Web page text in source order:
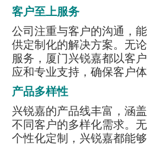
客户至上服务
公司注重与客户的沟通，
供定制化的解决方案。无
服务，厦门兴锐嘉都以客
应和专业支持，确保客户体
产品多样性
兴锐嘉的产品线丰富，涵
不同客户的多样化需求。
个性化定制，兴锐嘉都能